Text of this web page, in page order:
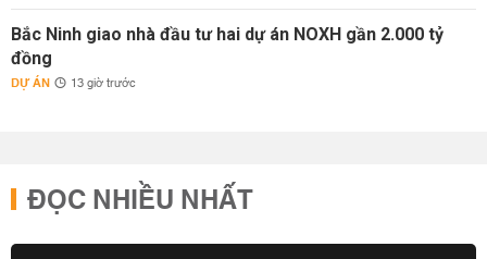
Bắc Ninh giao nhà đầu tư hai dự án NOXH gần 2.000 tỷ
đồng
DỰ ÁN 13 giờ trước
ĐỌC NHIỀU NHẤT